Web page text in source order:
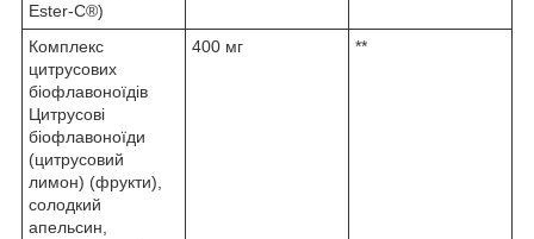
Ester-C®)
Комплекс
цитрусових
біофлавоноїдів
Цитрусові
біофлавоноїди
(цитрусовий
лимон) (фрукти),
солодкий
апельсин,
400 мг **